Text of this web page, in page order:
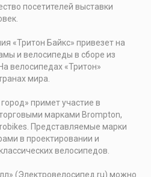
посетителей выставки
«Тритон Байкс» привезет на
и велосипеды в сборе из
велосипедах «Тритон»
мира.
примет участие в
марками Brompton,
Представляемые марки
в проектировании и
велосипедов.
(Электровелосипед.ru) можно